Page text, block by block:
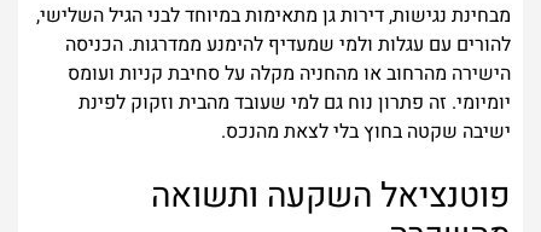
מבחינת נגישות, דירות גן מתאימות במיוחד לבני הגיל השלישי,
להורים עם עגלות ולמי שמעדיף להימנע ממדרגות. הכניסה
הישירה מהרחוב או מהחניה מקלה על סחיבת קניות ועומס
יומיומי. זה פתרון נוח גם למי שעובד מהבית וזקוק לפינת
ישיבה שקטה בחוץ בלי לצאת מהנכס.
פוטנציאל השקעה ותשואה